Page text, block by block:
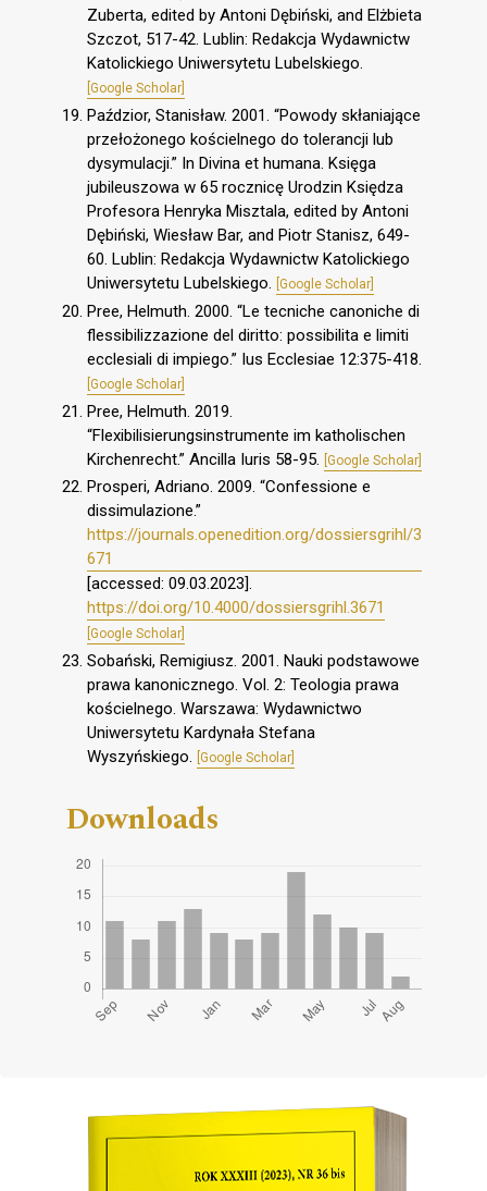
Zuberta, edited by Antoni Dębiński, and Elżbieta
Szczot, 517-42. Lublin: Redakcja Wydawnictw
Katolickiego Uniwersytetu Lubelskiego.
[Google Scholar]
Paździor, Stanisław. 2001. “Powody skłaniające
przełożonego kościelnego do tolerancji lub
dysymulacji.” In Divina et humana. Księga
jubileuszowa w 65 rocznicę Urodzin Księdza
Profesora Henryka Misztala, edited by Antoni
Dębiński, Wiesław Bar, and Piotr Stanisz, 649-
60. Lublin: Redakcja Wydawnictw Katolickiego
Uniwersytetu Lubelskiego. [Google Scholar]
Pree, Helmuth. 2000. “Le tecniche canoniche di
flessibilizzazione del diritto: possibilita e limiti
ecclesiali di impiego.” Ius Ecclesiae 12:375-418.
[Google Scholar]
Pree, Helmuth. 2019.
“Flexibilisierungsinstrumente im katholischen
Kirchenrecht.” Ancilla Iuris 58-95.
[Google Scholar]
Prosperi, Adriano. 2009. “Confessione e
dissimulazione.”
https://journals.openedition.org/dossiersgrihl/3
671
[accessed: 09.03.2023].
https://doi.org/10.4000/dossiersgrihl.3671
[Google Scholar]
Sobański, Remigiusz. 2001. Nauki podstawowe
prawa kanonicznego. Vol. 2: Teologia prawa
kościelnego. Warszawa: Wydawnictwo
Uniwersytetu Kardynała Stefana
Wyszyńskiego. [Google Scholar]
Downloads